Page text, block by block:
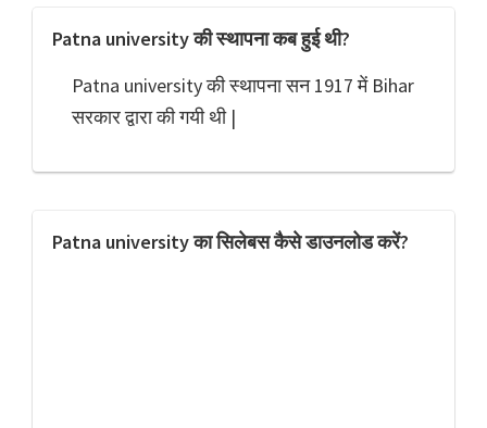
Patna university की स्थापना कब हुई थी?
Patna university की स्थापना सन 1917 में Bihar
सरकार द्वारा की गयी थी |
Patna university का सिलेबस कैसे डाउनलोड करें?